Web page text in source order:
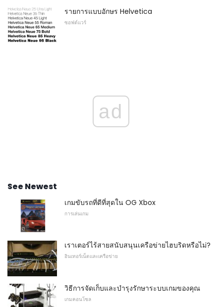
รายการแบบอักษร Helvetica
ซอฟต์แวร์
ad
See Newest
เกมขับรถที่ดีที่สุดใน OG Xbox
การเล่นเกม
เราเตอร์ไร้สายสนับสนุนเครือข่ายไฮบริดหรือไม่?
อินเทอร์เน็ตและเครือข่าย
วิธีการจัดเก็บและบำรุงรักษาระบบเกมของคุณ
เกมคอนโซล